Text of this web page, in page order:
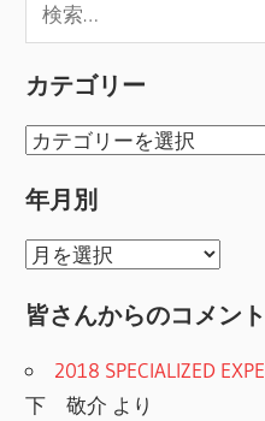
ビ
ゲ
ー
シ
ョ
ン
索:
カテゴリー
カ
ゴ
リ
年月別
年
別
皆さんからのコメント
2018 SPECIALIZED
下 敬介 より